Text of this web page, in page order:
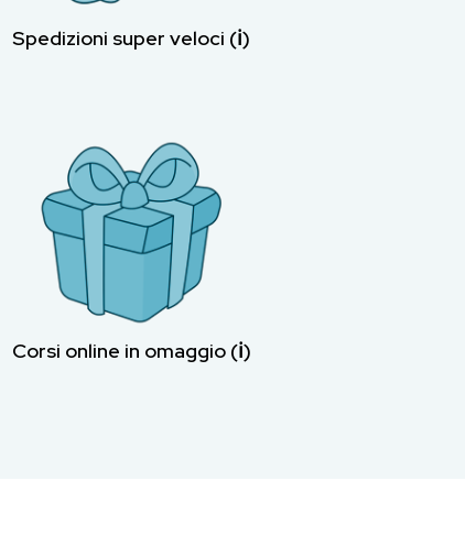
Spedizioni super veloci (ℹ︎)
Corsi online in omaggio (ℹ︎)